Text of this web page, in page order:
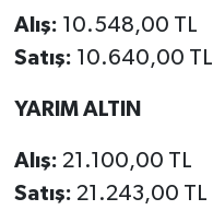
Alış: 10.548,00 TL
Satış: 10.640,00 TL
YARIM ALTIN
Alış: 21.100,00 TL
Satış: 21.243,00 TL